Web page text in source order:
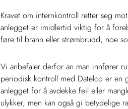
Kravet om internkontroll retter seg
anlegget er imidlertid viktig for å
føre til brann eller strømbrudd, noe
Vi anbefaler derfor an man innfører
periodisk kontroll med Datelco er en
anlegget for å avdekke feil eller
ulykker, men kan også gi betydelige